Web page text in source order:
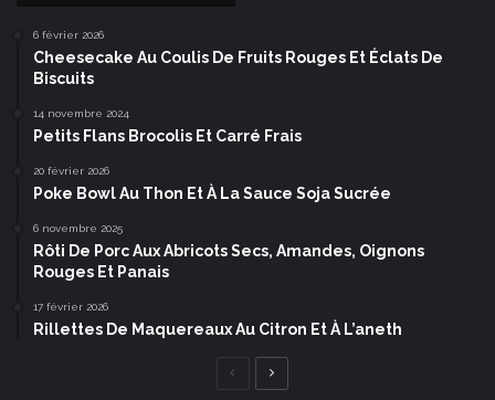
6 février 2026
Cheesecake Au Coulis De Fruits Rouges Et Éclats De
Biscuits
14 novembre 2024
Petits Flans Brocolis Et Carré Frais
20 février 2026
Poke Bowl Au Thon Et À La Sauce Soja Sucrée
6 novembre 2025
Rôti De Porc Aux Abricots Secs, Amandes, Oignons
Rouges Et Panais
17 février 2026
Rillettes De Maquereaux Au Citron Et À L’aneth
Page